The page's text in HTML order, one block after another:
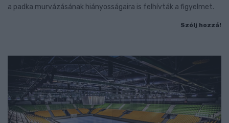
a padka murvázásának hiányosságaira is felhívták a figyelmet.
Szólj hozzá!